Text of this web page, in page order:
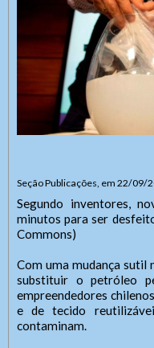
Seção Publicações, em 22/09/
Segundo inventores,
minutos para ser
Commons)
Com uma mudança sutil
substituir o petróleo
empreendedores
e de tecido
contaminam.